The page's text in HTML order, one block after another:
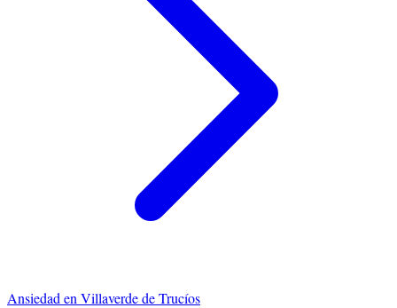
Ansiedad en Villaverde de Trucíos